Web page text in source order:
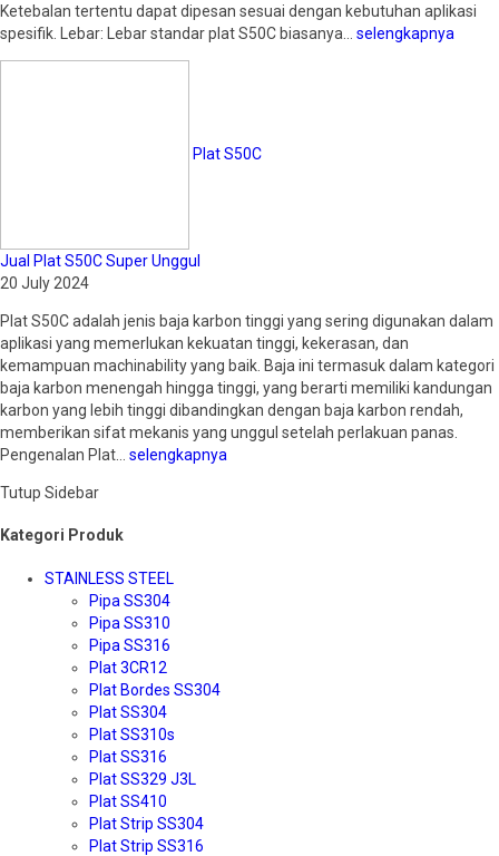
Ketebalan tertentu dapat dipesan sesuai dengan kebutuhan aplikasi
spesifik. Lebar: Lebar standar plat S50C biasanya… selengkapnya
Plat S50C
Jual Plat S50C Super Unggul
20 July 2024
Plat S50C adalah jenis baja karbon tinggi yang sering digunakan dalam
aplikasi yang memerlukan kekuatan tinggi, kekerasan, dan
kemampuan machinability yang baik. Baja ini termasuk dalam kategori
baja karbon menengah hingga tinggi, yang berarti memiliki kandungan
karbon yang lebih tinggi dibandingkan dengan baja karbon rendah,
memberikan sifat mekanis yang unggul setelah perlakuan panas.
Pengenalan Plat… selengkapnya
Tutup Sidebar
Kategori Produk
STAINLESS STEEL
Pipa SS304
Pipa SS310
Pipa SS316
Plat 3CR12
Plat Bordes SS304
Plat SS304
Plat SS310s
Plat SS316
Plat SS329 J3L
Plat SS410
Plat Strip SS304
Plat Strip SS316